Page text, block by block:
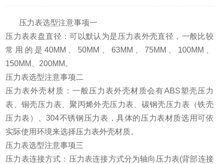
压力表选型注意事项一
压力表表盘直径：可以默认为是压力表外壳直径，一般比较
常用的是40MM、50MM、63MM、75MM、100MM、
150MM、200MM。
压力表选型注意事项二
压力表外壳材质：一般压力表外壳材质会有ABS塑壳压力
表、铜壳压力表、聚丙烯外壳压力表、碳钢壳压力表（铁壳
压力表）、304不锈钢压力表，具体的压力表材质选用可依
实际使用环境来选择压力表外壳材质。
压力表选型注意事项三
压力表连接方式：压力表连接方式分为轴向压力表(背部连接